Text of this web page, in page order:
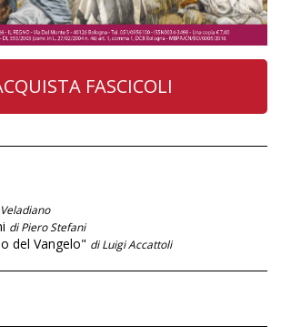
FASCICOLI
di Piero Stefani
del Vangelo" di Luigi Accattoli